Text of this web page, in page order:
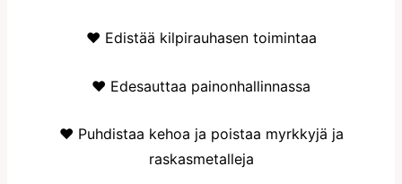
♥ Edistää kilpirauhasen toimintaa
♥ Edesauttaa painonhallinnassa
♥ Puhdistaa kehoa ja poistaa myrkkyjä ja
raskasmetalleja